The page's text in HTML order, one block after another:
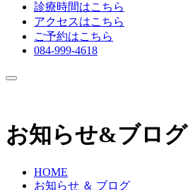
診療時間はこちら
アクセスはこちら
ご予約はこちら
084-999-4618
お知らせ&ブログ
HOME
お知らせ ＆ ブログ